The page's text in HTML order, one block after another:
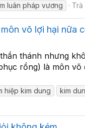
luân pháp vương Trả
võ lợi hại nữa
thánh nhưng
rồng) là môn
hiệp kim dung kim